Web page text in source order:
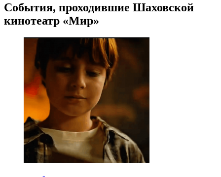
События, проходившие Шаховской
кинотеатр «Мир»